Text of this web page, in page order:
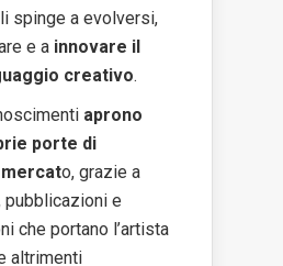
spinge a evolversi,
e a innovare il
creativo.
aprono
porte di
o, grazie a
e
che portano l’artista
altrimenti